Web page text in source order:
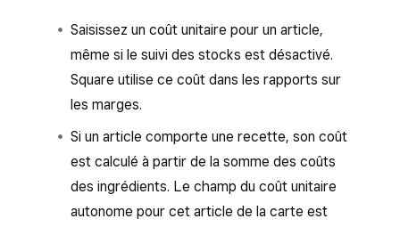
Saisissez un coût unitaire pour un article,
même si le suivi des stocks est désactivé.
Square utilise ce coût dans les rapports sur
les marges.
Si un article comporte une recette, son coût
est calculé à partir de la somme des coûts
des ingrédients. Le champ du coût unitaire
autonome pour cet article de la carte est